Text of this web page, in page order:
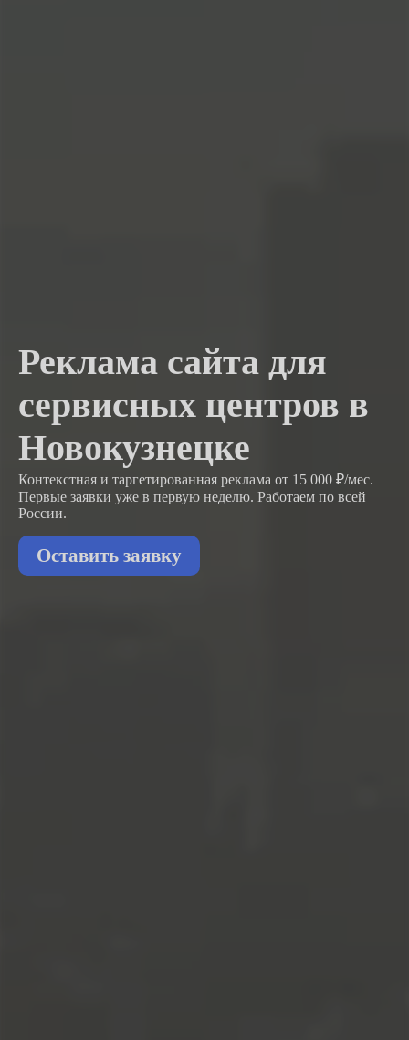
Реклама сайта для
сервисных центров в
Новокузнецке
Контекстная и таргетированная реклама от 15 000 ₽/мес.
Первые заявки уже в первую неделю. Работаем по всей
России.
Оставить заявку